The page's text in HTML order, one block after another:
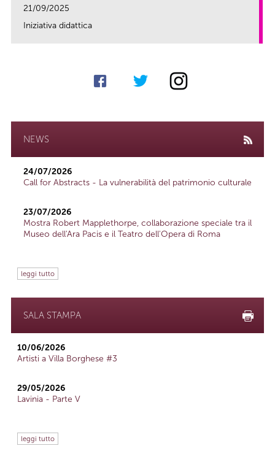
21/09/2025
Iniziativa didattica
NEWS
24/07/2026
Call for Abstracts - La vulnerabilità del patrimonio culturale
23/07/2026
Mostra Robert Mapplethorpe, collaborazione speciale tra il
Museo dell'Ara Pacis e il Teatro dell'Opera di Roma
leggi tutto
SALA STAMPA
10/06/2026
Artisti a Villa Borghese #3
29/05/2026
Lavinia - Parte V
leggi tutto